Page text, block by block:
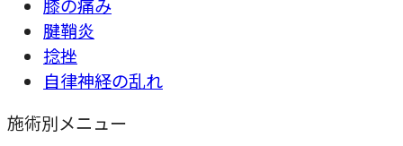
膝の痛み
腱鞘炎
捻挫
自律神経の乱れ
施術別メニュー